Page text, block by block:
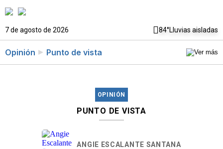
7 de agosto de 2026 84°Lluvias aisladas
Opinión Punto de vista
OPINIÓN
PUNTO DE VISTA
ANGIE ESCALANTE SANTANA